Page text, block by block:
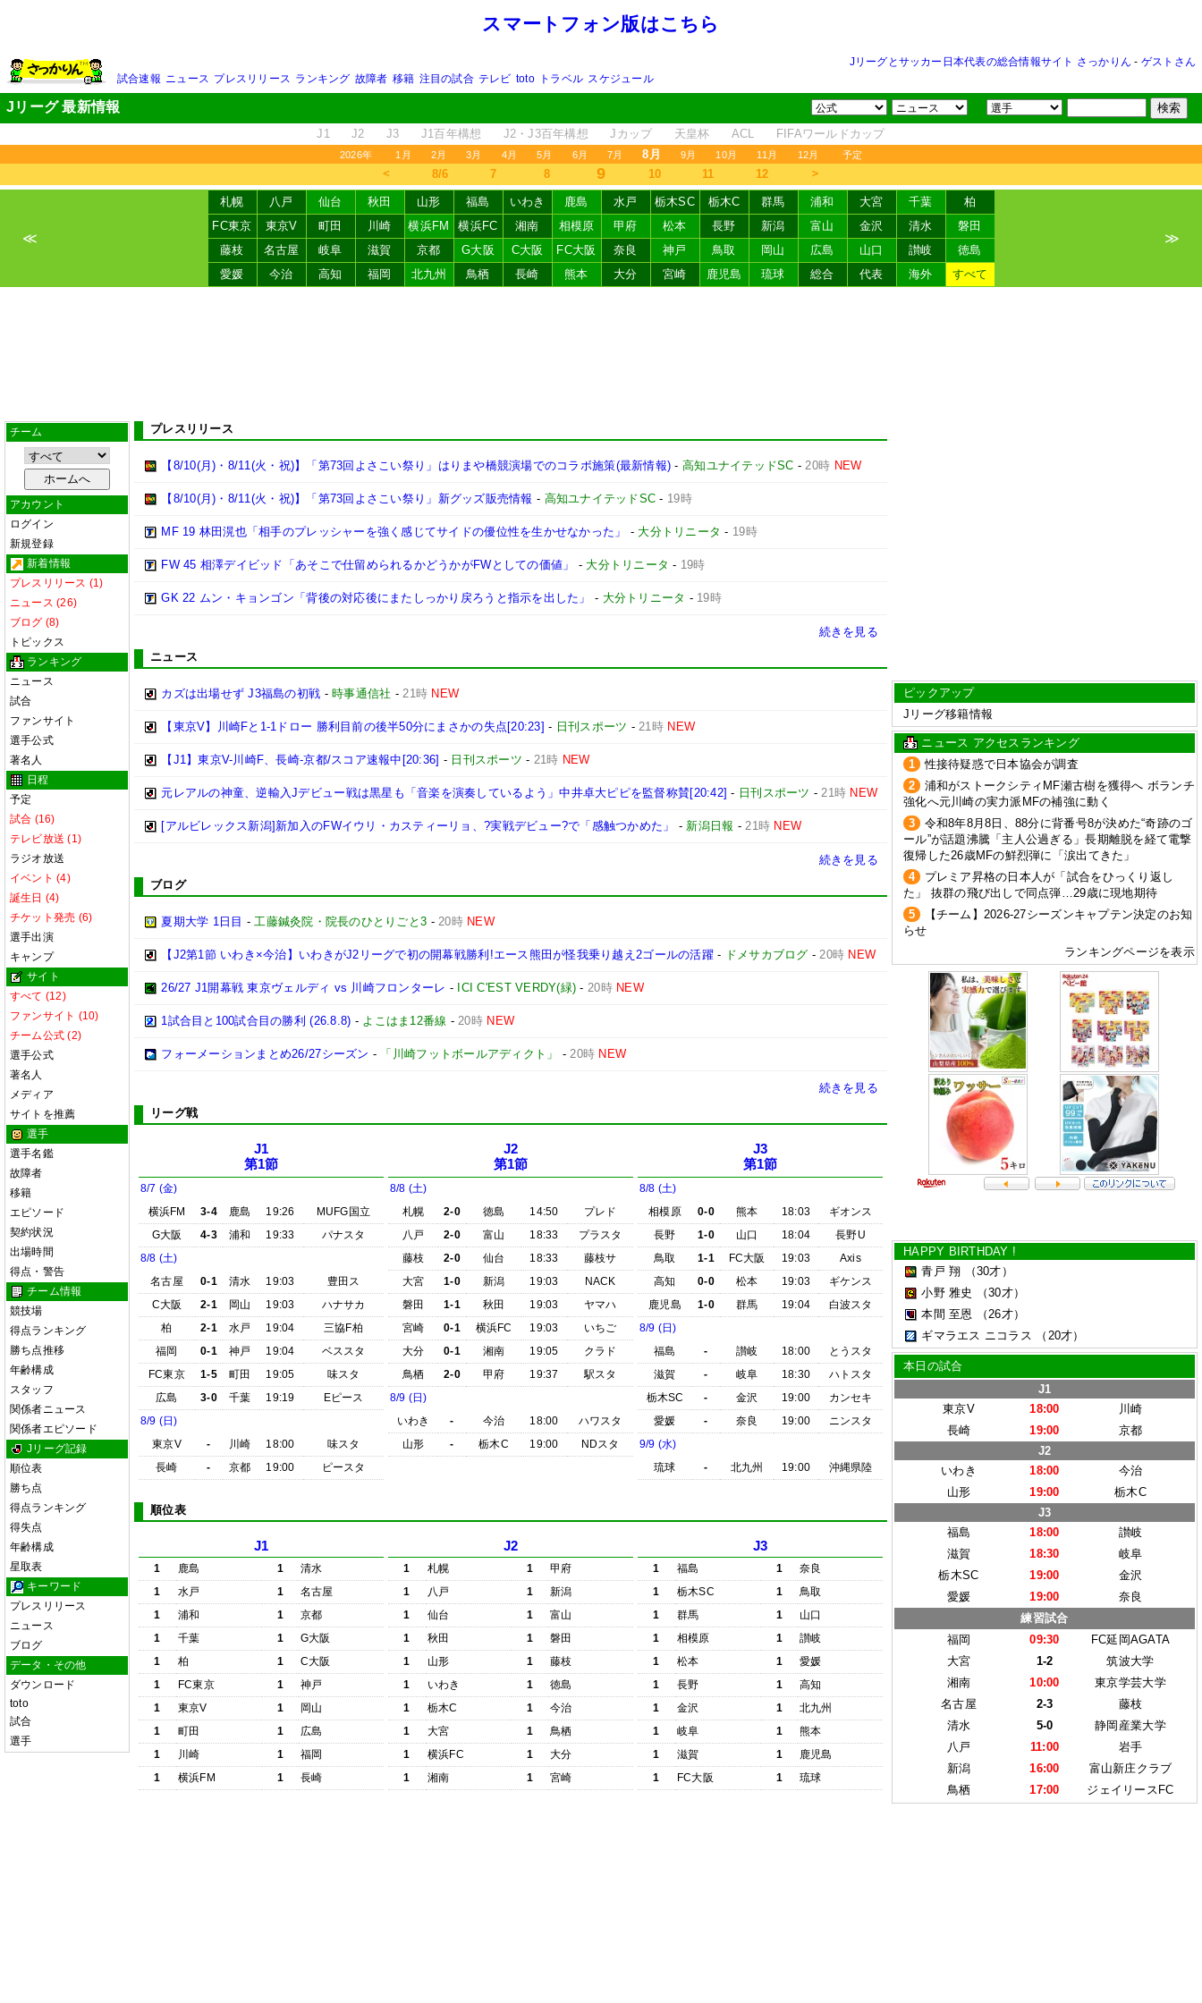
スマートフォン版はこちら
Jリーグとサッカー日本代表の総合情報サイト さっかりん - ゲストさん
試合速報 ニュース プレスリリース ランキング 故障者 移籍 注目の試合 テレビ toto トラベル スケジュール
Jリーグ 最新情報
J1 J2 J3 J1百年構想 J2・J3百年構想 Jカップ 天皇杯 ACL FIFAワールドカップ
2026年 1月 2月 3月 4月 5月 6月 7月 8月 9月 10月 11月 12月 予定
＜ 8/6 7 8 9 10 11 12 ＞
≪
札幌 八戸 仙台 秋田 山形 福島 いわき 鹿島 水戸 栃木SC 栃木C 群馬 浦和 大宮 千葉
柏
FC東京
東京V 町田 川崎 横浜FM 横浜FC 湘南 相模原 甲府 松本 長野 新潟 富山 金沢 清水
磐田
藤枝
名古屋 岐阜 滋賀 京都 G大阪 C大阪 FC大阪 奈良 神戸 鳥取 岡山 広島 山口 讃岐
徳島
愛媛
今治 高知 福岡 北九州 鳥栖 長崎 熊本 大分 宮崎 鹿児島 琉球 総合 代表 海外 すべて
≫
チーム
アカウント
ログイン
新規登録
新着情報
プレスリリース (1)
ニュース (26)
ブログ (8)
トピックス
ランキング
ニュース
試合
ファンサイト
選手公式
著名人
日程
予定
試合 (16)
テレビ放送 (1)
ラジオ放送
イベント (4)
誕生日 (4)
チケット発売 (6)
選手出演
キャンプ
サイト
すべて (12)
ファンサイト (10)
チーム公式 (2)
選手公式
著名人
メディア
サイトを推薦
選手
選手名鑑
故障者
移籍
エピソード
契約状況
出場時間
得点・警告
チーム情報
競技場
得点ランキング
勝ち点推移
年齢構成
スタッフ
関係者ニュース
関係者エピソード
Jリーグ記録
順位表
勝ち点
得点ランキング
得失点
年齢構成
星取表
キーワード
プレスリリース
ニュース
ブログ
データ・その他
ダウンロード
toto
試合
選手
プレスリリース
【8/10(月)・8/11(火・祝)】「第73回よさこい祭り」はりまや橋競演場でのコラボ施策(最新情報) - 高知ユナイテッドSC -20時 NEW
【8/10(月)・8/11(火・祝)】「第73回よさこい祭り」新グッズ販売情報 - 高知ユナイテッドSC - 19時
MF 19 林田滉也「相手のプレッシャーを強く感じてサイドの優位性を生かせなかった」 - 大分トリニータ - 19時
FW 45 相澤デイビッド「あそこで仕留められるかどうかがFWとしての価値」 - 大分トリニータ - 19時
GK 22 ムン・キョンゴン「背後の対応後にまたしっかり戻ろうと指示を出した」 - 大分トリニータ - 19時
続きを見る
ニュース
カズは出場せず J3福島の初戦 -時事通信社 -21時 NEW
【東京V】川崎Fと1-1ドロー 勝利目前の後半50分にまさかの失点[20:23] - 日刊スポーツ -21時 NEW
【J1】東京V-川崎F、長崎-京都/スコア速報中[20:36] - 日刊スポーツ - 21時 NEW
元レアルの神童、逆輸入Jデビュー戦は黒星も「音楽を演奏しているよう」中井卓大ピピを監督称賛[20:42] - 日刊スポーツ -21時 NEW
[アルビレックス新潟]新加入のFWイウリ・カスティーリョ、?実戦デビュー?で「感触つかめた」 - 新潟日報 -21時 NEW
続きを見る
ブログ
夏期大学 1日目 -工藤鍼灸院・院長のひとりごと3 -20時 NEW
【J2第1節 いわき×今治】いわきがJ2リーグで初の開幕戦勝利!エース熊田が怪我乗り越え2ゴールの活躍- ドメサカブログ -20時 NEW
26/27 J1開幕戦 東京ヴェルディ vs 川崎フロンターレ - ICI C'EST VERDY(緑) - 20時 NEW
1試合目と100試合目の勝利 (26.8.8) - よこはま12番線 -20時 NEW
フォーメーションまとめ26/27シーズン - 「川崎フットボールアディクト」 -20時 NEW
続きを見る
リーグ戦
J1
第1節
8/7 (金)
横浜FM
3-4 鹿島 19:26
MUFG国立
G大阪
4-3 浦和 19:33
パナスタ
8/8 (土)
名古屋
0-1 清水 19:03
豊田ス
C大阪
2-1 岡山 19:03
ハナサカ
柏
2-1 水戸 19:04
三協F柏
福岡
0-1 神戸 19:04
ベススタ
FC東京
1-5 町田 19:05
味スタ
広島
3-0 千葉 19:19
Eピース
8/9 (日)
東京V
- 川崎 18:00
味スタ
長崎
- 京都 19:00 ピースタ
J2
第1節
8/8 (土)
札幌
2-0 徳島 14:50
プレド
八戸
2-0 富山 18:33
プラスタ
藤枝
2-0 仙台 18:33
藤枝サ
大宮
1-0 新潟 19:03
NACK
磐田
1-1 秋田 19:03
ヤマハ
宮崎
0-1 横浜FC 19:03
いちご
大分
0-1 湘南 19:05
クラド
鳥栖
2-0 甲府 19:37
駅スタ
8/9 (日)
いわき
- 今治 18:00
ハワスタ
山形
- 栃木C 19:00 NDスタ
J3
第1節
8/8 (土)
相模原
0-0 熊本 18:03
ギオンス
長野
1-0 山口 18:04
長野U
鳥取
1-1 FC大阪 19:03
Axis
高知
0-0 松本 19:03
ギケンス
鹿児島
1-0 群馬 19:04
白波スタ
8/9 (日)
福島
- 讃岐 18:00
とうスタ
滋賀
- 岐阜 18:30
ハトスタ
栃木SC
- 金沢 19:00
カンセキ
愛媛
- 奈良 19:00
ニンスタ
9/9 (水)
琉球
- 北九州 19:00 沖縄県陸
順位表
J1
1 鹿島 1
清水
1
水戸 1
名古屋
1
浦和 1
京都
1
千葉 1
G大阪
1
柏 1
C大阪
1
FC東京 1
神戸
1
東京V 1
岡山
1
町田 1
広島
1
川崎 1
福岡
1
横浜FM 1 長崎
J2
1 札幌 1
甲府
1
八戸 1
新潟
1
仙台 1
富山
1
秋田 1
磐田
1
山形 1
藤枝
1
いわき 1
徳島
1
栃木C 1
今治
1
大宮 1
鳥栖
1
横浜FC 1
大分
1
湘南 1 宮崎
J3
1 福島 1
奈良
1
栃木SC 1
鳥取
1
群馬 1
山口
1
相模原 1
讃岐
1
松本 1
愛媛
1
長野 1
高知
1
金沢 1
北九州
1
岐阜 1
熊本
1
滋賀 1
鹿児島
1
FC大阪 1 琉球
ピックアップ
Jリーグ移籍情報
ニュース アクセスランキング
1
性接待疑惑で日本協会が調査
2
浦和がストークシティMF瀬古樹を獲得へ ボランチ
強化へ元川崎の実力派MFの補強に動く
3
令和8年8月8日、88分に背番号8が決めた“奇跡のゴ
ール”が話題沸騰「主人公過ぎる」長期離脱を経て電撃
復帰した26歳MFの鮮烈弾に「涙出てきた」
4
プレミア昇格の日本人が「試合をひっくり返し
た」 抜群の飛び出しで同点弾…29歳に現地期待
5
【チーム】2026-27シーズンキャプテン決定のお知
らせ
ランキングページを表示
HAPPY BIRTHDAY !
青戸 翔
（30才）
小野 雅史
（30才）
本間 至恩
（26才）
ギマラエス ニコラス
（20才）
本日の試合
J1
東京V
18:00
川崎
長崎
19:00
京都
J2
いわき
18:00
今治
山形
19:00
栃木C
J3
福島
18:00
讃岐
滋賀
18:30
岐阜
栃木SC
19:00
金沢
愛媛
19:00
奈良
練習試合
福岡
09:30
FC延岡AGATA
大宮
1-2
筑波大学
湘南
10:00
東京学芸大学
名古屋
2-3
藤枝
清水
5-0
静岡産業大学
八戸
11:00
岩手
新潟
16:00
富山新庄クラブ
鳥栖
17:00 ジェイリースFC